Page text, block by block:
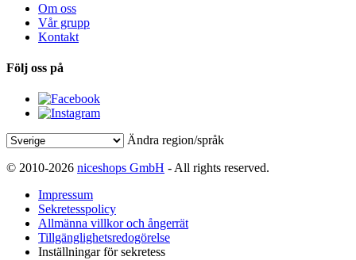
Om oss
Vår grupp
Kontakt
Följ oss på
Ändra region/språk
© 2010-2026 niceshops GmbH - All rights reserved.
Impressum
Sekretesspolicy
Allmänna villkor och ångerrät
Tillgänglighetsredogörelse
Inställningar för sekretess